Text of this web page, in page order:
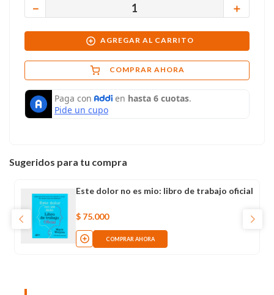
＋
－
AGREGAR AL CARRITO
COMPRAR AHORA
Sugeridos para tu compra
Este dolor no es mio: libro de trabajo oficial
$ 75.000
COMPRAR AHORA